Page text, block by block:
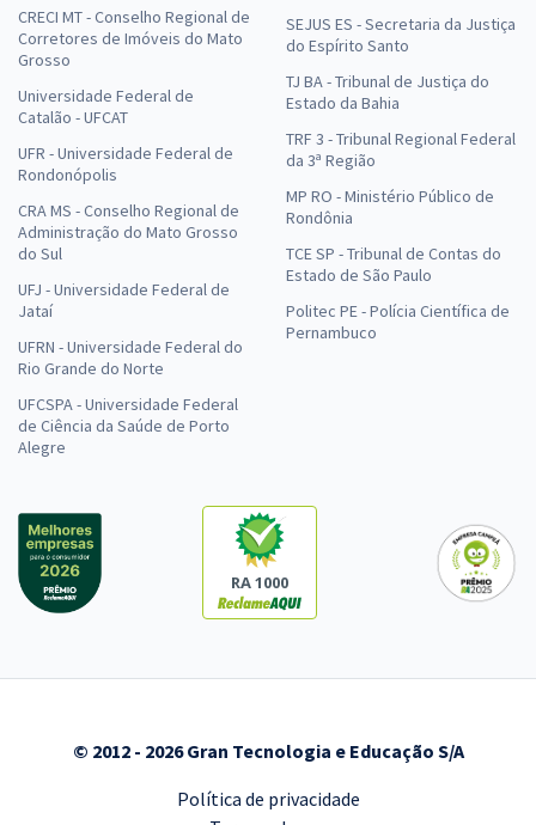
CRECI MT - Conselho Regional de
Corretores de Imóveis do Mato
Grosso
Universidade Federal de
Catalão - UFCAT
UFR - Universidade Federal de
Rondonópolis
CRA MS - Conselho Regional de
Administração do Mato Grosso
do Sul
UFJ - Universidade Federal de
Jataí
UFRN - Universidade Federal do
Rio Grande do Norte
UFCSPA - Universidade Federal
de Ciência da Saúde de Porto
Alegre
SEJUS ES - Secretaria da Justiça
do Espírito Santo
TJ BA - Tribunal de Justiça do
Estado da Bahia
TRF 3 - Tribunal Regional Federal
da 3ª Região
MP RO - Ministério Público de
Rondônia
TCE SP - Tribunal de Contas do
Estado de São Paulo
Politec PE - Polícia Científica de
Pernambuco
RA 1000
© 2012 - 2026 Gran Tecnologia e Educação S/A
Política de privacidade